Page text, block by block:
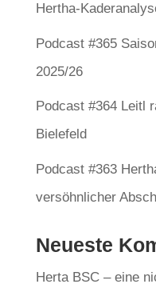
Hertha-
Podcast #365
2025/26
Podcast #364 Leitl
Bielefeld
Podcast #363
versöhnlicher
Neueste
Herta BSC – eine